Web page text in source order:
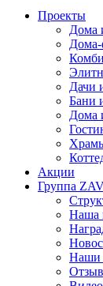
Проекты
Дома
Дома-
Дачи
Бани
Дома
Акции
Группа
Наша
Наши